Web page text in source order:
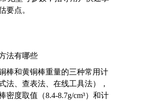
要点。
法有哪些
棒和黄铜棒重量的三种常用计
法、查表法、在线工具法），
密度取值（8.4-8.7g/cm³）和计